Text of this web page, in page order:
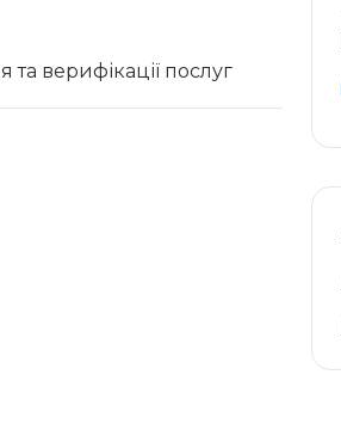
та верифікації послуг